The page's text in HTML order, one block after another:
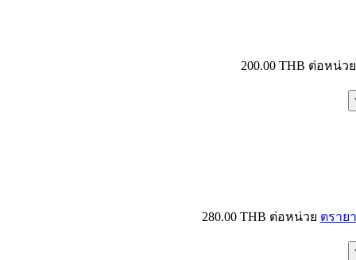
200.00 THB ต่อหน่วย
280.00 THB ต่อหน่วย ตราย